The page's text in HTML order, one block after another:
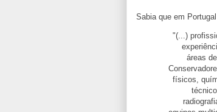
Sabia que em
"(...)
áreas
físicos,